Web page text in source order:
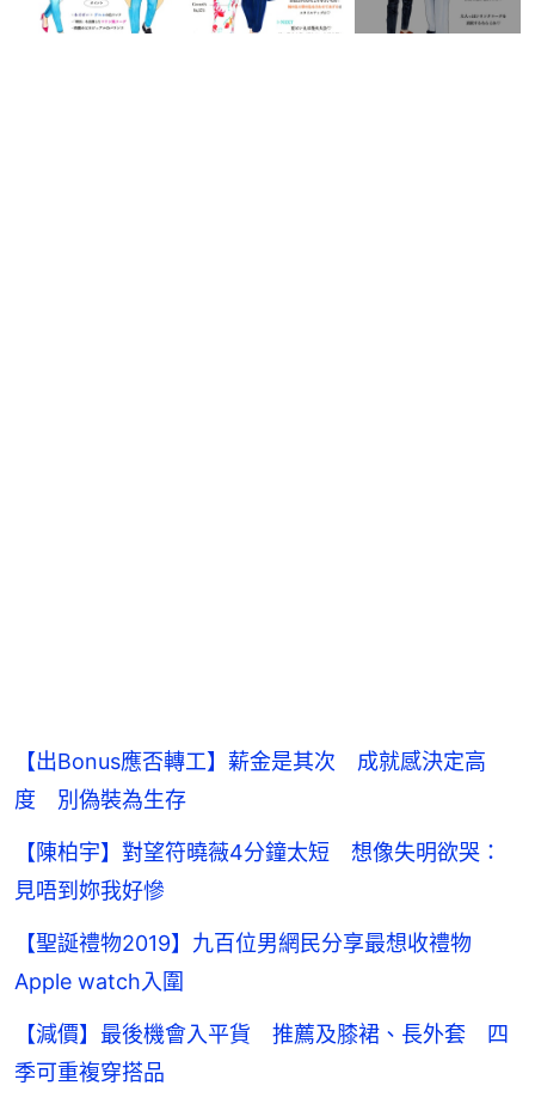
【出Bonus應否轉工】薪金是其次 成就感決定高
度 別偽裝為生存
【陳柏宇】對望符曉薇4分鐘太短 想像失明欲哭：
見唔到妳我好慘
【聖誕禮物2019】九百位男網民分享最想收禮物
Apple watch入圍
【減價】最後機會入平貨 推薦及膝裙、長外套 四
季可重複穿搭品